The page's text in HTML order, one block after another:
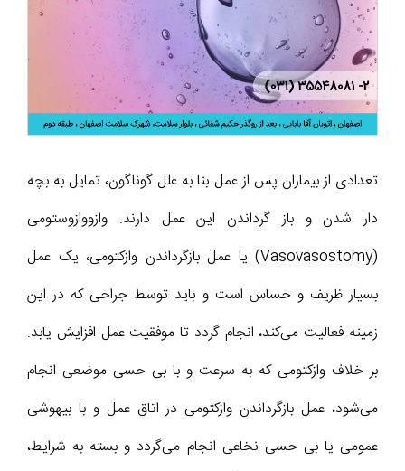
تعدادی از بیماران پس از عمل بنا به علل گوناگون، تمایل به بچه
دار شدن و باز گرداندن این عمل دارند. وازووازوستومی
(Vasovasostomy) یا عمل بازگرداندن وازکتومی، یک عمل
بسیار ظریف و حساس است و باید توسط جراحی که در این
زمینه فعالیت می‌کند، انجام گردد تا موفقیت عمل افزایش یابد.
بر خلاف وازکتومی که به سرعت و با بی حسی موضعی انجام
می‌شود، عمل بازگرداندن وازکتومی در اتاق عمل و با بیهوشی
عمومی یا بی حسی نخاعی انجام می‌گردد و بسته به شرایط،